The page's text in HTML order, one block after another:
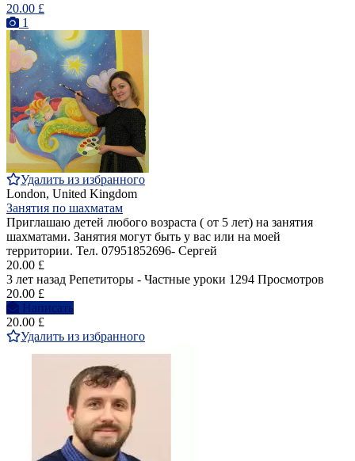
20.00 £
1
Удалить из избранного
London, United Kingdom
Занятия по шахматам
Приглашаю детей любого возраста ( от 5 лет) на занятия
шахматами. Занятия могут быть у вас или на моей
территории. Тел. 07951852696- Сергей
20.00 £
3 лет назад Репетиторы - Частные уроки 1294 Просмотров
20.00 £
Написать
20.00 £
Удалить из избранного